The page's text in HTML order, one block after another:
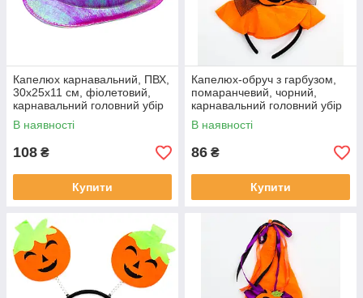
Капелюх карнавальний, ПВХ,
30х25х11 см, фіолетовий,
карнавальний головний убір
для вечірок (462452)
В наявності
108 ₴
Купити
Капелюх-обруч з гарбузом,
помаранчевий, чорний,
карнавальний головний убір
для вечірок (513276-1)
В наявності
86 ₴
Купити